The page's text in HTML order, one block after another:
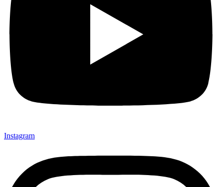
Instagram